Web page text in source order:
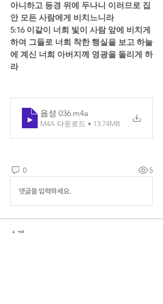
아니하고 등경 위에 두나니 이러므로 집
안 모든 사람에게 비치느니라
5:16 이같이 너희 빛이 사람 앞에 비치게
하여 그들로 너희 착한 행실을 보고 하늘
에 계신 너희 아버지께 영광을 돌리게 하
라
음성 036.m4a
M4A 다운로드 • 13.74MB
0 5
댓글을 입력하세요.
소개